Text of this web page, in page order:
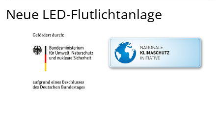
Neue LED-Flutlichtanlage